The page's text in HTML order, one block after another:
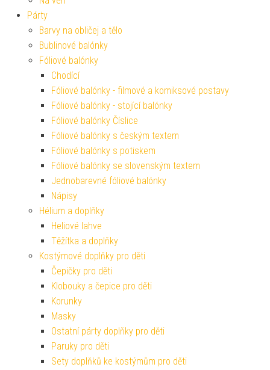
Párty
Barvy na obličej a tělo
Bublinové balónky
Fóliové balónky
Chodící
Fóliové balónky - filmové a komiksové postavy
Fóliové balónky - stojící balónky
Fóliové balónky Číslice
Fóliové balónky s českým textem
Fóliové balónky s potiskem
Fóliové balónky se slovenským textem
Jednobarevné fóliové balónky
Nápisy
Hélium a doplňky
Heliové lahve
Těžítka a doplňky
Kostýmové doplňky pro děti
Čepičky pro děti
Klobouky a čepice pro děti
Korunky
Masky
Ostatní párty doplňky pro děti
Paruky pro děti
Sety doplňků ke kostýmům pro děti